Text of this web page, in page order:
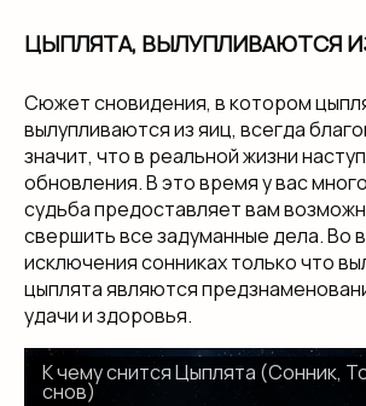
ЦЫПЛЯТА, ВЫЛУПЛИВАЮТСЯ
Сюжет сновидения, в котором
вылупливаются из яиц, всегда
значит, что в реальной жизни
обновления. В это время у вас
судьба предоставляет вам
свершить все задуманные дела. Во
исключения сонниках только что
цыплята являются
удачи и здоровья.
К чему снится Цыплята (Сонник,
снов)